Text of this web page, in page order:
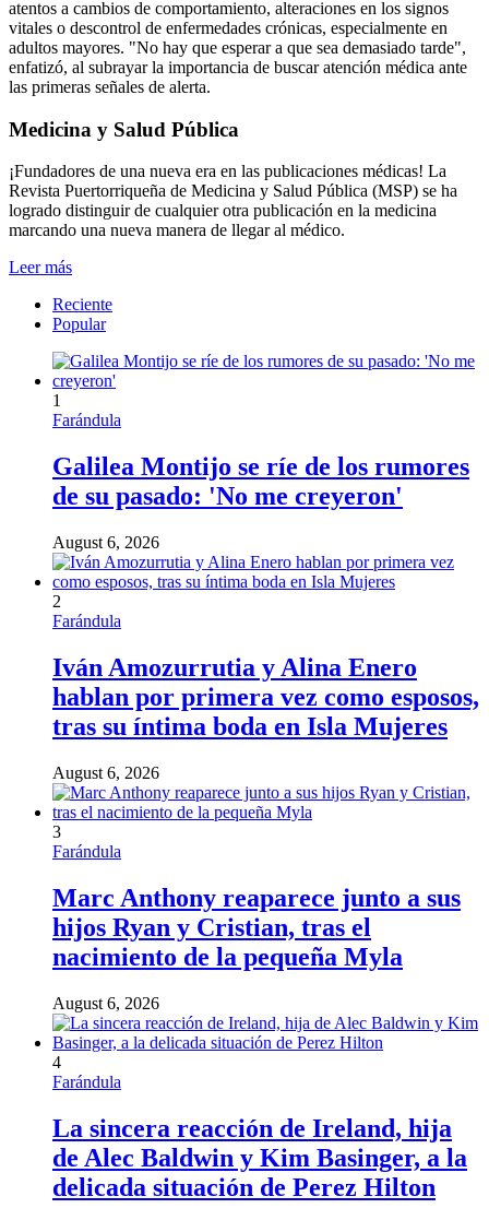
atentos a cambios de comportamiento, alteraciones en los signos
vitales o descontrol de enfermedades crónicas, especialmente en
adultos mayores. "No hay que esperar a que sea demasiado tarde",
enfatizó, al subrayar la importancia de buscar atención médica ante
las primeras señales de alerta.
Medicina y Salud Pública
¡Fundadores de una nueva era en las publicaciones médicas! La
Revista Puertorriqueña de Medicina y Salud Pública (MSP) se ha
logrado distinguir de cualquier otra publicación en la medicina
marcando una nueva manera de llegar al médico.
Leer más
Reciente
Popular
1
Farándula
Galilea Montijo se ríe de los rumores
de su pasado: 'No me creyeron'
August 6, 2026
2
Farándula
Iván Amozurrutia y Alina Enero
hablan por primera vez como esposos,
tras su íntima boda en Isla Mujeres
August 6, 2026
3
Farándula
Marc Anthony reaparece junto a sus
hijos Ryan y Cristian, tras el
nacimiento de la pequeña Myla
August 6, 2026
4
Farándula
La sincera reacción de Ireland, hija
de Alec Baldwin y Kim Basinger, a la
delicada situación de Perez Hilton